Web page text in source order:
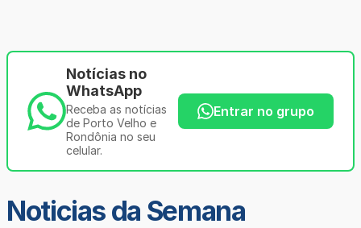
Notícias no
WhatsApp
Receba as notícias
de Porto Velho e
Rondônia no seu
celular.
Entrar no grupo
Noticias da Semana